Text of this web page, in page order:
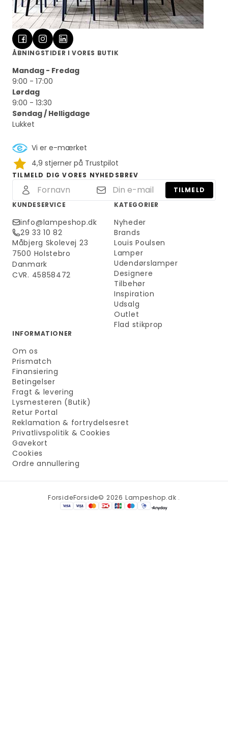
ÅBNINGSTIDER I VORES BUTIK
Mandag - Fredag
9:00 - 17:00
Lørdag
9:00 - 13:30
Søndag / Helligdage
Lukket
Vi er e-mærket
4,9 stjerner på Trustpilot
TILMELD DIG VORES NYHEDSBREV
TILMELD
KUNDESERVICE
info@lampeshop.dk
29 33 10 82
Måbjerg Skolevej 23
7500 Holstebro
Danmark
CVR. 45858472
KATEGORIER
Nyheder
Brands
Louis Poulsen
Lamper
Udendørslamper
Designere
Tilbehør
Inspiration
Udsalg
Outlet
Flad stikprop
INFORMATIONER
Om os
Prismatch
Finansiering
Betingelser
Fragt & levering
Lysmesteren (Butik)
Retur Portal
Reklamation & fortrydelsesret
Privatlivspolitik & Cookies
Gavekort
Cookies
Ordre annullering
ForsideForside© 2026 Lampeshop.dk .